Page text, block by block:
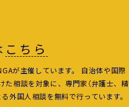
こちら
が主催しています。 自治体や国際
相談を対象に、専門家（弁護士、精
外国人相談を無料で行っています。